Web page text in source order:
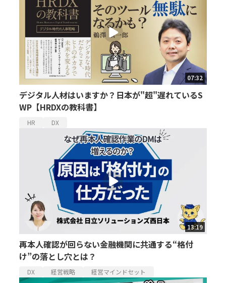
07:32
デジタル人材はいますか？日本が"超"遅れているS
WP【HRDXの教科書】
HR DX
13:19
再本人確認が回らない金融機関に共通する“格付
け”の落とし穴とは？
DX 経営戦略 経営マインドセット